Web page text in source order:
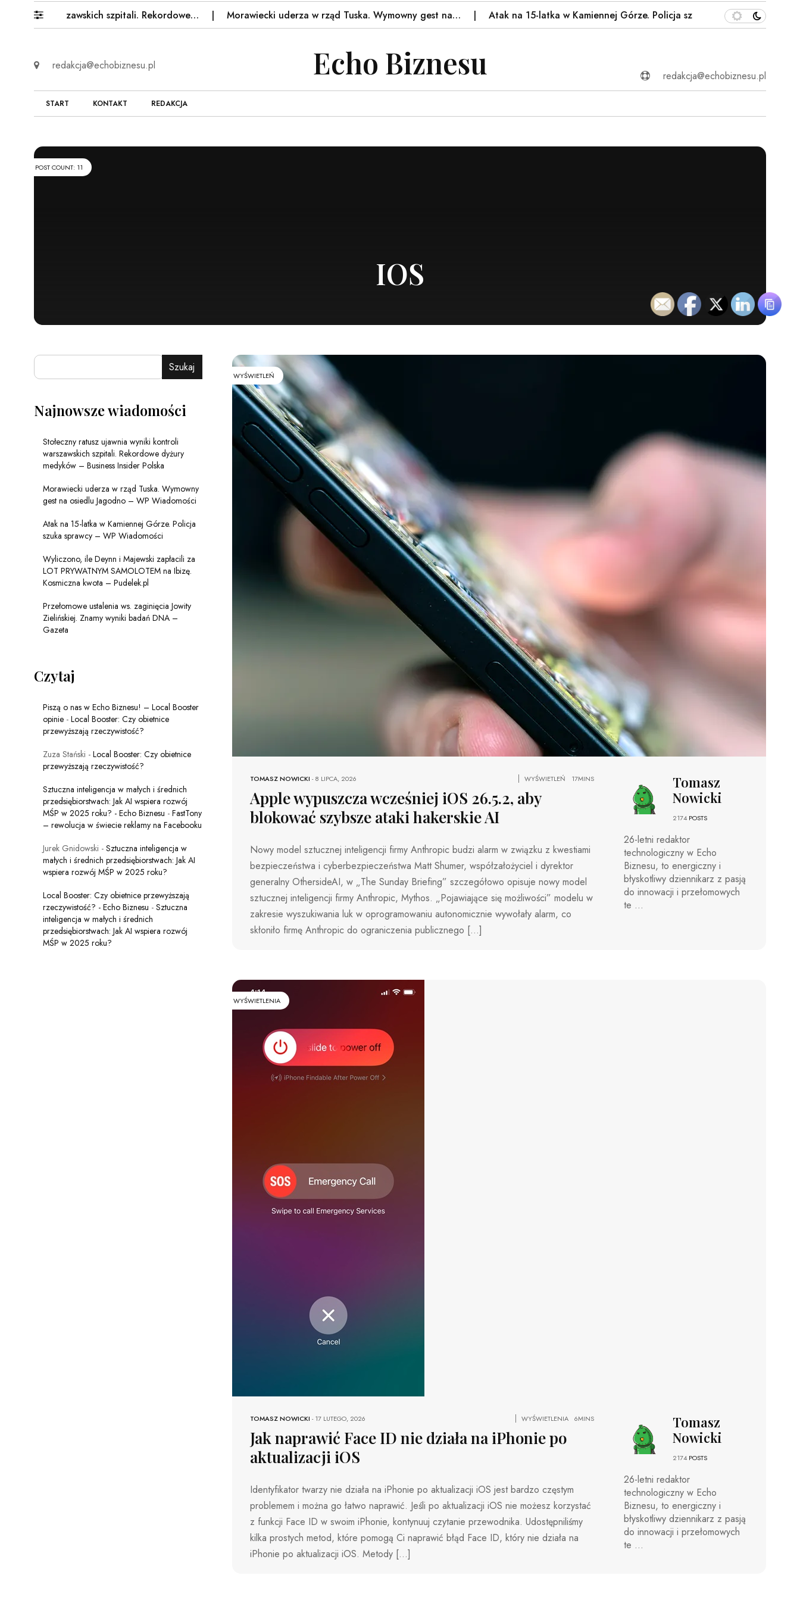
warszawskich szpitali. Rekordowe… Morawiecki uderza w rząd Tuska. Wymowny gest na… Atak na 15-latka w Kamiennej Górze. Policja szuka… Wyliczono, ile
redakcja@echobiznesu.pl Echo Biznesu redakcja@echobiznesu.pl
START KONTAKT REDAKCJA
POST COUNT: 11
IOS
WYŚWIETLEŃ
TOMASZ NOWICKI -8 LIPCA, 2026 WYŚWIETLEŃ 17MINS
Apple wypuszcza wcześniej iOS 26.5.2, aby
blokować szybsze ataki hakerskie AI
Nowy model sztucznej inteligencji firmy Anthropic budzi alarm w związku z kwestiami
bezpieczeństwa i cyberbezpieczeństwa Matt Shumer, współzałożyciel i dyrektor
generalny OthersideAI, w „The Sunday Briefing” szczegółowo opisuje nowy model
sztucznej inteligencji firmy Anthropic, Mythos. „Pojawiające się możliwości” modelu w
zakresie wyszukiwania luk w oprogramowaniu autonomicznie wywołały alarm, co
skłoniło firmę Anthropic do ograniczenia publicznego […]
Tomasz
Nowicki
2174 POSTS
26-letni redaktor
technologiczny w Echo
Biznesu, to energiczny i
błyskotliwy dziennikarz z pasją
do innowacji i przełomowych
te ...
WYŚWIETLENIA
TOMASZ NOWICKI -17 LUTEGO, 2026 WYŚWIETLENIA 6MINS
Jak naprawić Face ID nie działa na iPhonie po
aktualizacji iOS
Identyfikator twarzy nie działa na iPhonie po aktualizacji iOS jest bardzo częstym
problemem i można go łatwo naprawić. Jeśli po aktualizacji iOS nie możesz korzystać
z funkcji Face ID w swoim iPhonie, kontynuuj czytanie przewodnika. Udostępniliśmy
kilka prostych metod, które pomogą Ci naprawić błąd Face ID, który nie działa na
iPhonie po aktualizacji iOS. Metody […]
Tomasz
Nowicki
2174 POSTS
26-letni redaktor
technologiczny w Echo
Biznesu, to energiczny i
błyskotliwy dziennikarz z pasją
do innowacji i przełomowych
te ...
Szukaj
Najnowsze wiadomości
Stołeczny ratusz ujawnia wyniki kontroli
warszawskich szpitali. Rekordowe dyżury
medyków – Business Insider Polska
Morawiecki uderza w rząd Tuska. Wymowny
gest na osiedlu Jagodno – WP Wiadomości
Atak na 15-latka w Kamiennej Górze. Policja
szuka sprawcy – WP Wiadomości
Wyliczono, ile Deynn i Majewski zapłacili za
LOT PRYWATNYM SAMOLOTEM na Ibizę.
Kosmiczna kwota – Pudelek.pl
Przełomowe ustalenia ws. zaginięcia Jowity
Zielińskiej. Znamy wyniki badań DNA –
Gazeta
Czytaj
Piszą o nas w Echo Biznesu! – Local Booster
opinie - Local Booster: Czy obietnice
przewyższają rzeczywistość?
Zuza Stański - Local Booster: Czy obietnice
przewyższają rzeczywistość?
Sztuczna inteligencja w małych i średnich
przedsiębiorstwach: Jak AI wspiera rozwój
MŚP w 2025 roku? - Echo Biznesu - FastTony
– rewolucja w świecie reklamy na Facebooku
Jurek Gnidowski - Sztuczna inteligencja w
małych i średnich przedsiębiorstwach: Jak AI
wspiera rozwój MŚP w 2025 roku?
Local Booster: Czy obietnice przewyższają
rzeczywistość? - Echo Biznesu - Sztuczna
inteligencja w małych i średnich
przedsiębiorstwach: Jak AI wspiera rozwój
MŚP w 2025 roku?